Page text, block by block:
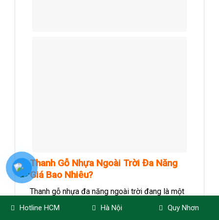
Thanh Gỗ Nhựa Ngoài Trời Đa Năng
Giá Bao Nhiêu?
Thanh gỗ nhựa đa năng ngoài trời đang là một
trong những vật liệu ngoại thất bán chạy nhất
Hotline HCM Hà Nội Quy Nhơn